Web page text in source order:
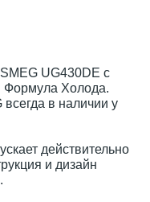
UG430DE с
Формула Холода.
в наличии у
действительно
и дизайн